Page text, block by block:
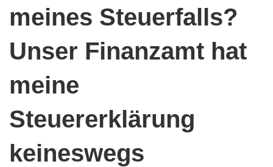
und
bleibt
ein
Bearbeitungsstand
meines Steuerfalls?
Unser Finanzamt hat
meine
Steuererklärung
keineswegs